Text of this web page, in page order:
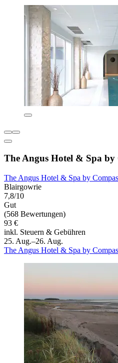
The Angus Hotel & Spa
The Angus Hotel & Spa by
Blairgowrie
7,8/10
Gut
(568 Bewertungen)
93 €
inkl. Steuern & Gebühren
25. Aug.–26. Aug.
The Angus Hotel & Spa by